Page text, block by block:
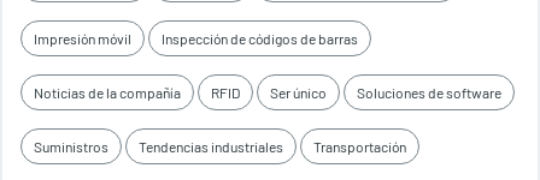
Impresión móvil Inspección de códigos de barras
Noticias de la compañía RFID Ser único Soluciones de software
Suministros Tendencias industriales Transportación